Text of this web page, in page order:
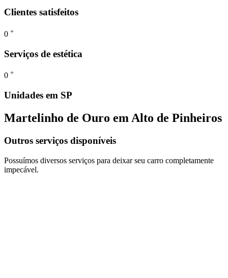
Clientes satisfeitos
0 +
Serviços de estética
0 +
Unidades em SP
Martelinho de Ouro em Alto de Pinheiros
Outros serviços disponíveis
Possuímos diversos serviços para deixar seu carro completamente
impecável.